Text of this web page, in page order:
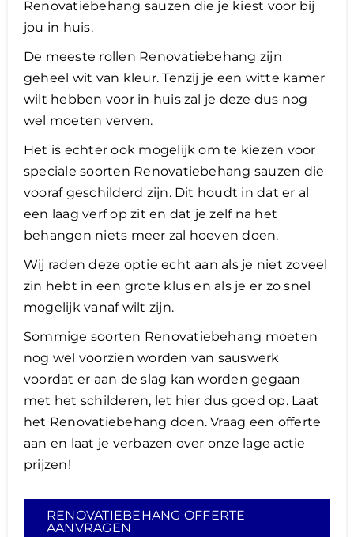
Renovatiebehang sauzen die je kiest voor bij
jou in huis.
De meeste rollen Renovatiebehang zijn
geheel wit van kleur. Tenzij je een witte kamer
wilt hebben voor in huis zal je deze dus nog
wel moeten verven.
Het is echter ook mogelijk om te kiezen voor
speciale soorten Renovatiebehang sauzen die
vooraf geschilderd zijn. Dit houdt in dat er al
een laag verf op zit en dat je zelf na het
behangen niets meer zal hoeven doen.
Wij raden deze optie echt aan als je niet zoveel
zin hebt in een grote klus en als je er zo snel
mogelijk vanaf wilt zijn.
Sommige soorten Renovatiebehang moeten
nog wel voorzien worden van sauswerk
voordat er aan de slag kan worden gegaan
met het schilderen, let hier dus goed op. Laat
het Renovatiebehang doen. Vraag een offerte
aan en laat je verbazen over onze lage actie
prijzen!
RENOVATIEBEHANG OFFERTE
AANVRAGEN